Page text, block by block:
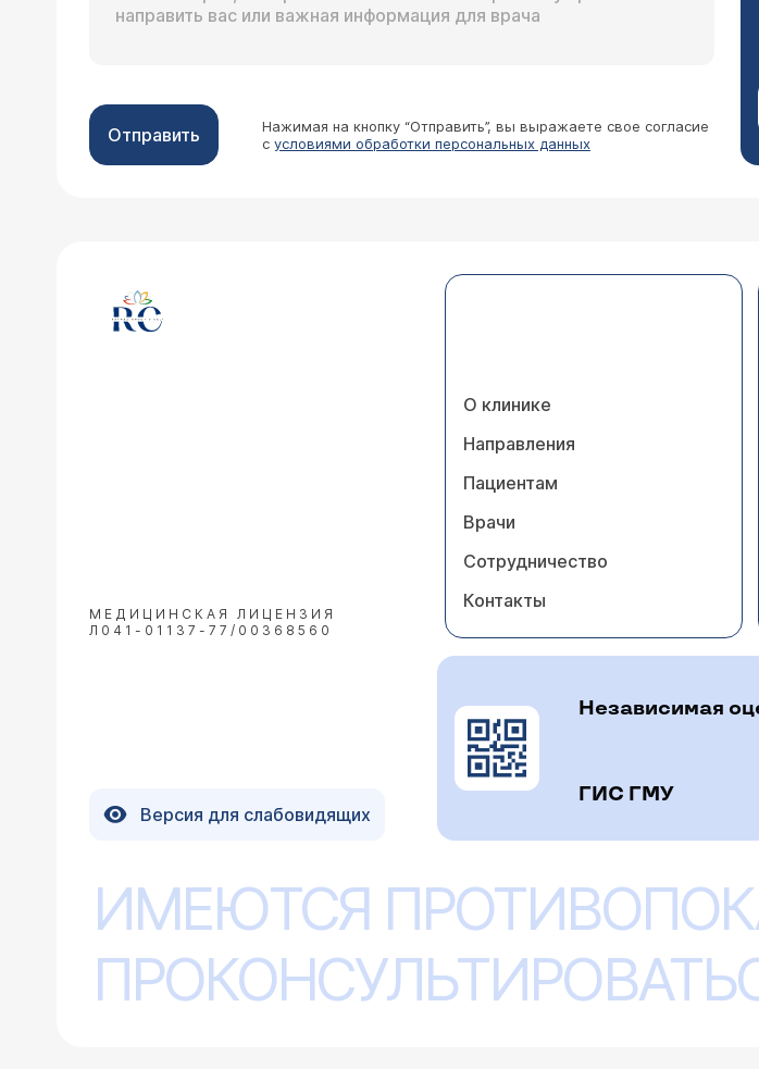
Отправить
Нажимая на кнопку “Отправить”, вы выражаете свое согласие
с условиями обработки персональных данных
МЕДИЦИНСКАЯ ЛИЦЕНЗИЯ
Л041-01137-77/00368560
О клинике
Направления
Пациентам
Врачи
Сотрудничество
Контакты
Версия для слабовидящих
Независимая
ГИС ГМУ
ИМЕЮТСЯ